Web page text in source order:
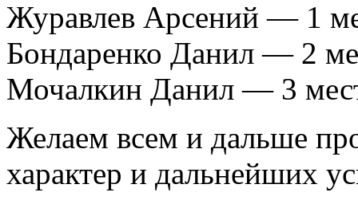
Журавлев Арсений — 1
Бондаренко Данил — 2
Мочалкин Данил — 3
Желаем всем и дальше
характер и дальнейших